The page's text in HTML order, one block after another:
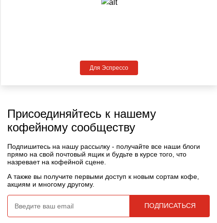
Для Эспрессо
Присоединяйтесь к нашему
кофейному сообществу
Подпишитесь на нашу рассылку - получайте все наши блоги
прямо на свой почтовый ящик и будьте в курсе того, что
назревает на кофейной сцене.
А также вы получите первыми доступ к новым сортам кофе,
акциям и многому другому.